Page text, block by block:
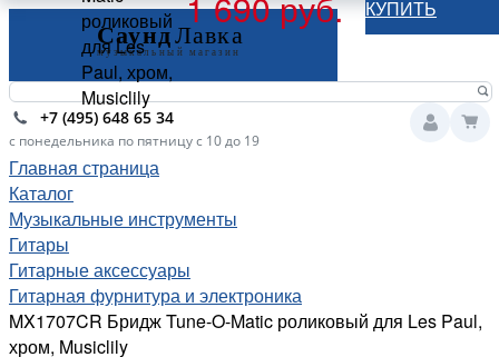
+7 (495) 648 65 34
с понедельника по пятницу с 10 до 19
Главная страница
Каталог
Музыкальные инструменты
Гитары
Гитарные аксессуары
Гитарная фурнитура и электроника
MX1707CR Бридж Tune-O-Matic роликовый для Les Paul,
хром, Musiclily
роликовый
для Les
Paul, хром,
Musiclily
КУПИТЬ